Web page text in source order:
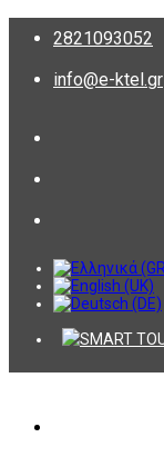
2821093052
info@e-ktel.gr